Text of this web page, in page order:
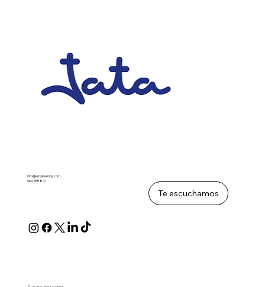
info@emylearning.com
662 355 841
Te escuchamos